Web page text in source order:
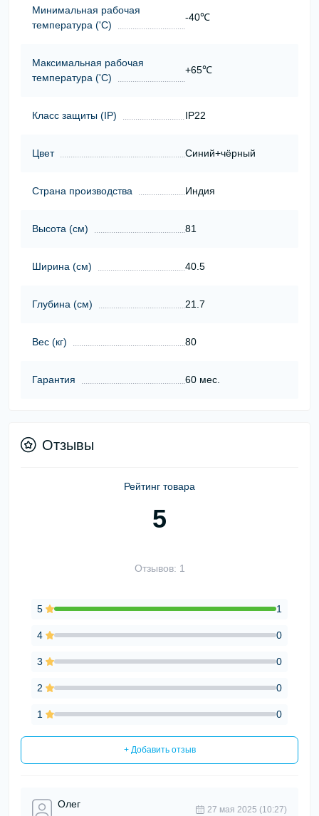
Минимальная рабочая
температура ('С)
-40℃
Максимальная рабочая
температура ('С)
+65℃
Класс защиты (ІР) IP22
Цвет Синий+чёрный
Страна производства Индия
Высота (cм) 81
Ширина (cм) 40.5
Глубина (cм) 21.7
Вес (кг) 80
Гарантия 60 мес.
Отзывы
Рейтинг товара
5
Отзывов: 1
5 1
4 0
3 0
2 0
1 0
+ Добавить отзыв
Олег 27 мая 2025 (10:27)